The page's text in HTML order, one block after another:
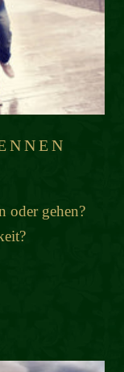
oder gehen?